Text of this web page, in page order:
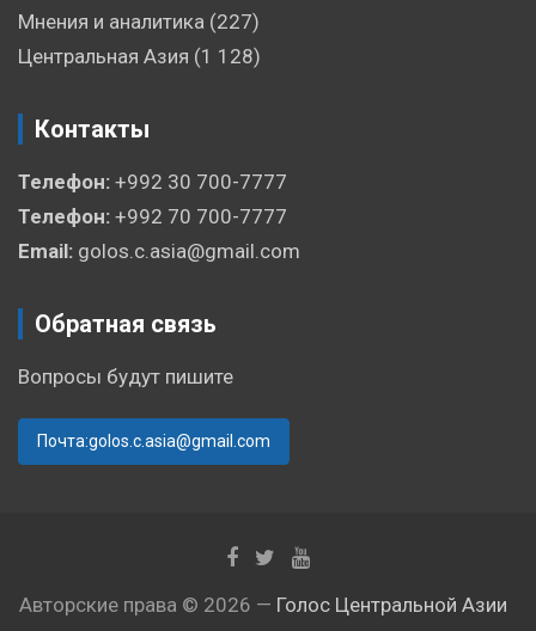
Мнения и аналитика (227)
Центральная Азия (1 128)
Контакты
Телефон: +992 30 700-7777
Телефон: +992 70 700-7777
Email: golos.c.asia@gmail.com
Обратная связь
Вопросы будут пишите
Почта:golos.c.asia@gmail.com
Авторские права © 2026 — Голос Центральной Азии